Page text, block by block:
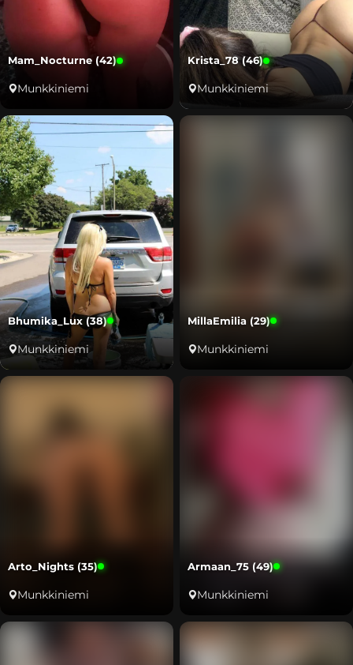
Mam_Nocturne (42)
Munkkiniemi
Krista_78 (46)
Munkkiniemi
Bhumika_Lux (38)
Munkkiniemi
MillaEmilia (29)
Munkkiniemi
Arto_Nights (35)
Munkkiniemi
Armaan_75 (49)
Munkkiniemi